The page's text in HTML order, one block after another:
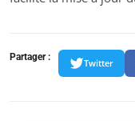
Partager :
Twitter